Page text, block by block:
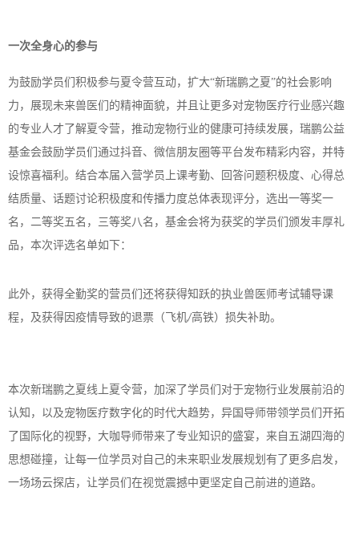
一次全身心的参与
为鼓励学员们积极参与夏令营互动，扩大“新瑞鹏之夏”的社会影响
力，展现未来兽医们的精神面貌，并且让更多对宠物医疗行业感兴趣
的专业人才了解夏令营，推动宠物行业的健康可持续发展，瑞鹏公益
基金会鼓励学员们通过抖音、微信朋友圈等平台发布精彩内容，并特
设惊喜福利。结合本届入营学员上课考勤、回答问题积极度、心得总
结质量、话题讨论积极度和传播力度总体表现评分，选出一等奖一
名，二等奖五名，三等奖八名，基金会将为获奖的学员们颁发丰厚礼
品，本次评选名单如下：
此外，获得全勤奖的营员们还将获得知跃的执业兽医师考试辅导课
程，及获得因疫情导致的退票（飞机/高铁）损失补助。
本次新瑞鹏之夏线上夏令营，加深了学员们对于宠物行业发展前沿的
认知，以及宠物医疗数字化的时代大趋势，异国导师带领学员们开拓
了国际化的视野，大咖导师带来了专业知识的盛宴，来自五湖四海的
思想碰撞，让每一位学员对自己的未来职业发展规划有了更多启发，
一场场云探店，让学员们在视觉震撼中更坚定自己前进的道路。